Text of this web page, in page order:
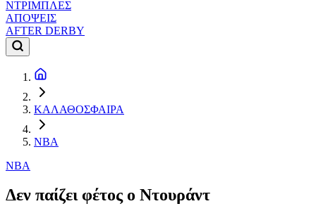
ΝΤΡΙΜΠΛΕΣ
ΑΠΟΨΕΙΣ
AFTER DERBY
ΚΑΛΑΘΟΣΦΑΙΡΑ
NBA
NBA
Δεν παίζει φέτος ο Ντουράντ